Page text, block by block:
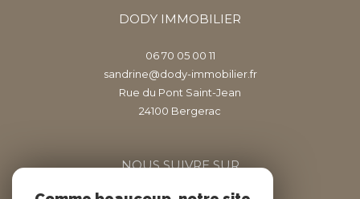
DODY IMMOBILIER
06 70 05 00 11
sandrine@dody-immobilier.fr
Rue du Pont Saint-Jean
24100
bergerac
NOUS SUIVRE SUR